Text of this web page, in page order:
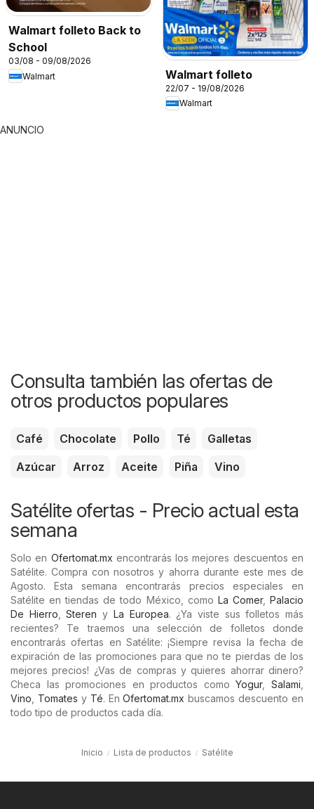
Walmart folleto Back to
School
03/08 - 09/08/2026
Walmart
Walmart folleto
22/07 - 19/08/2026
Walmart
ANUNCIO
Consulta también las ofertas de
otros productos populares
Café Chocolate Pollo Té
Galletas
Azúcar
Arroz Aceite Piña Vino
Satélite ofertas - Precio actual esta
semana
Solo en Ofertomat.mx encontrarás los mejores descuentos en
Satélite. Compra con nosotros y ahorra durante este mes de
Agosto. Esta semana encontrarás precios especiales en
Satélite en tiendas de todo México, como La Comer,Palacio
De Hierro ,Steren y La Europea. ¿Ya viste sus folletos más
recientes? Te traemos una selección de folletos donde
encontrarás ofertas en Satélite: ¡Siempre revisa la fecha de
expiración de las promociones para que no te pierdas de los
mejores precios! ¿Vas de compras y quieres ahorrar dinero?
Checa las promociones en productos comoYogur,Salami
Vino
Tomates y Té. EnOfertomat.mx buscamos descuento en
todo tipo de productos cada día.
Inicio Lista de productos Satélite